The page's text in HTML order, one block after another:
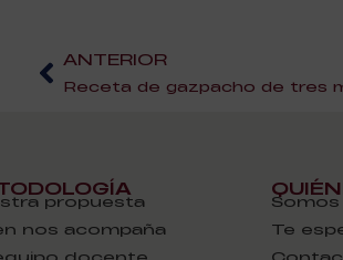
ANTERIOR
Receta de gazpacho de tres
propuesta
nos acompaña
docente
Somos
Te